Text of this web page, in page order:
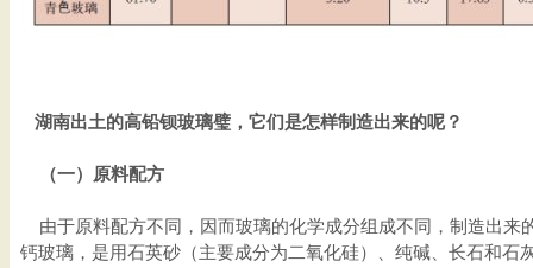
湖南出土的高铅钡玻璃璧，它们是怎样制造出来的呢？
（一）原料配方
由于原料配方不同，因而玻璃的化学成分组成不同，制造出来
钙玻璃，是用石英砂（主要成分为二氧化硅）、纯碱、长石和石